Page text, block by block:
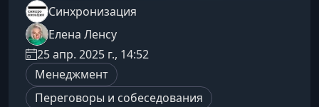
Синхронизация
Елена Ленсу
25 апр. 2025 г., 14:52
Менеджмент
Переговоры и собеседования